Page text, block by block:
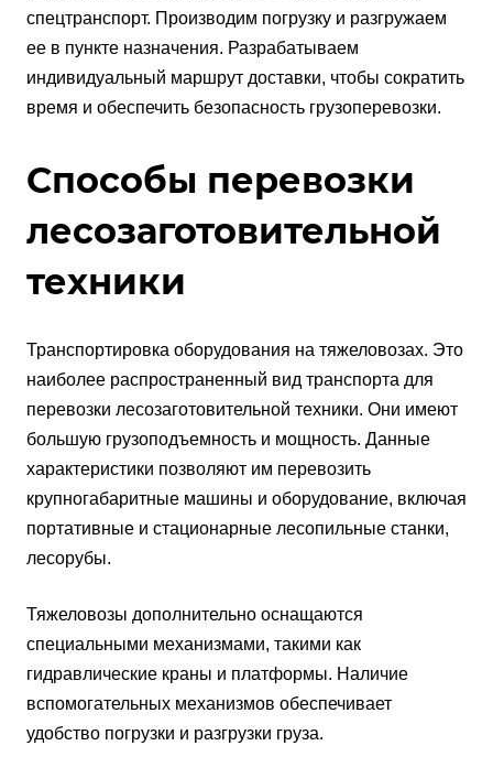
спецтранспорт. Производим погрузку и разгружаем
ее в пункте назначения. Разрабатываем
индивидуальный маршрут доставки, чтобы сократить
время и обеспечить безопасность грузоперевозки.
Способы перевозки
лесозаготовительной
техники
Транспортировка оборудования на тяжеловозах. Это
наиболее распространенный вид транспорта для
перевозки лесозаготовительной техники. Они имеют
большую грузоподъемность и мощность. Данные
характеристики позволяют им перевозить
крупногабаритные машины и оборудование, включая
портативные и стационарные лесопильные станки,
лесорубы.
Тяжеловозы дополнительно оснащаются
специальными механизмами, такими как
гидравлические краны и платформы. Наличие
вспомогательных механизмов обеспечивает
удобство погрузки и разгрузки груза.